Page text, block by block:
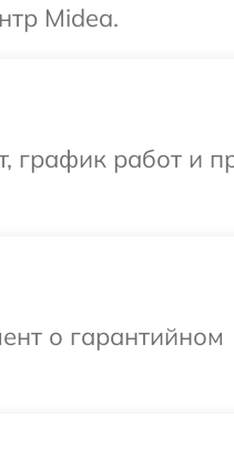
Midea.
график работ и
о гарантийном